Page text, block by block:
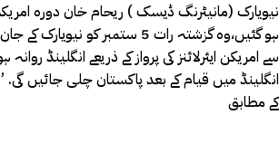
نیویارک (مانیٹرنگ ڈیسک ) ریحام خان دورہ
ہو گئیں،وہ گزشتہ رات 5 ستمبر کو
سے امریکن ایئرلائنز کی پرواز کے ذریعے انگلینڈ
انگلینڈ میں قیام کے بعد پاکستان چلی جائیں گی.
کے مطابق